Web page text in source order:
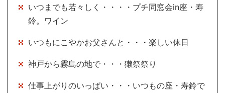
いつまでも若々しく・・・・プチ同窓会in座・寿
鈴。ワイン
いつもにこやかお父さんと・・・楽しい休日
神戸から霧島の地で・・・獺祭祭り
仕事上がりのいっぱい・・・いつもの座・寿鈴で